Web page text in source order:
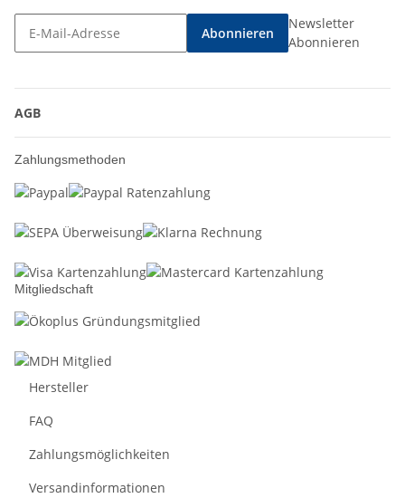
Abonnieren
Newsletter
Abonnieren
AGB
Zahlungsmethoden
Mitgliedschaft
Hersteller
FAQ
Zahlungsmöglichkeiten
Versandinformationen